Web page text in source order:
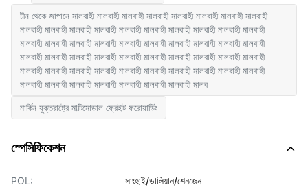
চীন থেকে জাপানে মালবাহী মালবাহী মালবাহী মালবাহী মালবাহী মালবাহী মালবাহী মালবাহী
মালবাহী মালবাহী মালবাহী মালবাহী মালবাহী মালবাহী মালবাহী মালবাহী মালবাহী মালবাহী
মালবাহী মালবাহী মালবাহী মালবাহী মালবাহী মালবাহী মালবাহী মালবাহী মালবাহী মালবাহী
মালবাহী মালবাহী মালবাহী মালবাহী মালবাহী মালবাহী মালবাহী মালবাহী মালবাহী মালবাহী
মালবাহী মালবাহী মালবাহী মালবাহী মালবাহী মালবাহী মালবাহী মালবাহী মালবাহী মালবাহী
মালবাহী মালবাহী মালবাহী মালবাহী মালবাহী মালবাহী মালবাহী মালব
মার্কিন যুক্তরাষ্ট্রে মাল্টিমোডাল ফ্রেইট ফরোয়ার্ডিং
স্পেসিফিকেশন
POL: সাংহাই/ডালিয়ান/শেনজেন